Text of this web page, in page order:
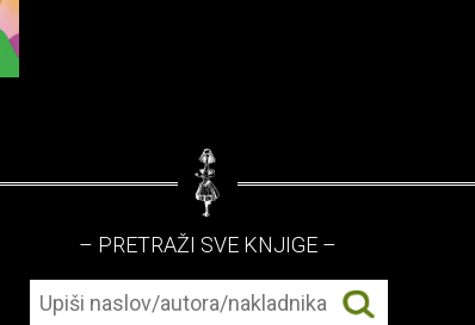
– PRETRAŽI SVE KNJIGE –